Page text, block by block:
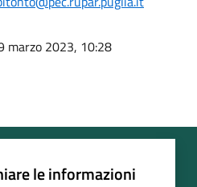
marzo 2023, 10:28
le informazioni